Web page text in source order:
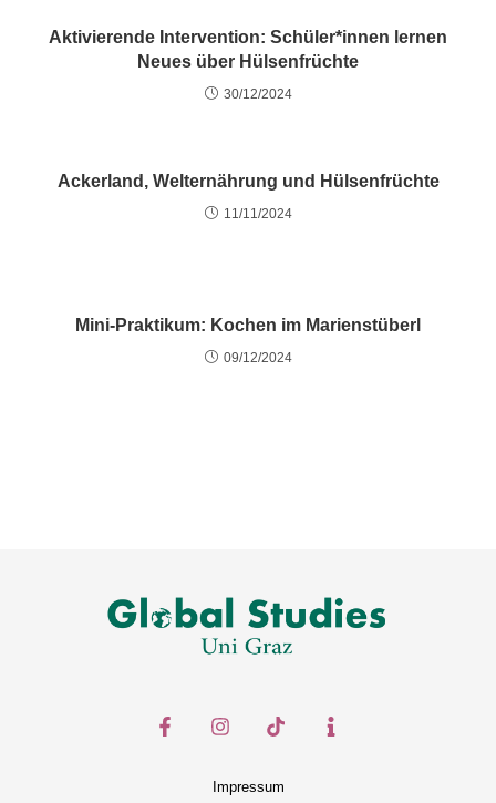
Aktivierende Intervention: Schüler*innen lernen
Neues über Hülsenfrüchte
30/12/2024
Ackerland, Welternährung und Hülsenfrüchte
11/11/2024
Mini-Praktikum: Kochen im Marienstüberl
09/12/2024
Impressum